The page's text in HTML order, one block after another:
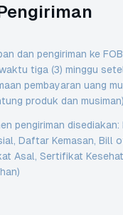
dan pengiriman ke
tiga (3) minggu
pembayaran uang
produk dan musiman)
pengiriman disediakan:
Daftar Kemasan, Bill
Asal, Sertifikat